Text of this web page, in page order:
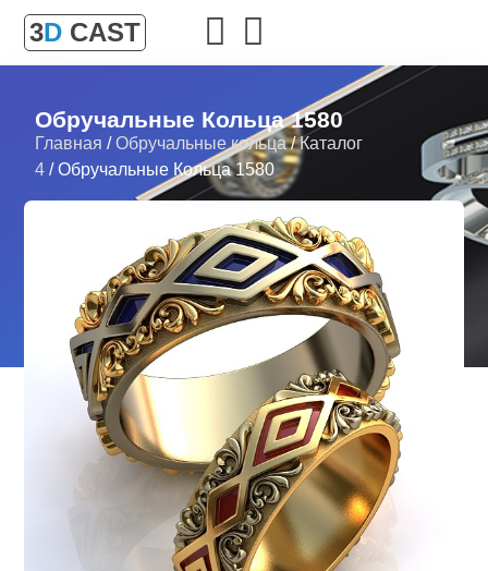
3D CAST
Обручальные Кольца 1580
Главная /Обручальные кольца/Каталог
4 / Обручальные Кольца 1580